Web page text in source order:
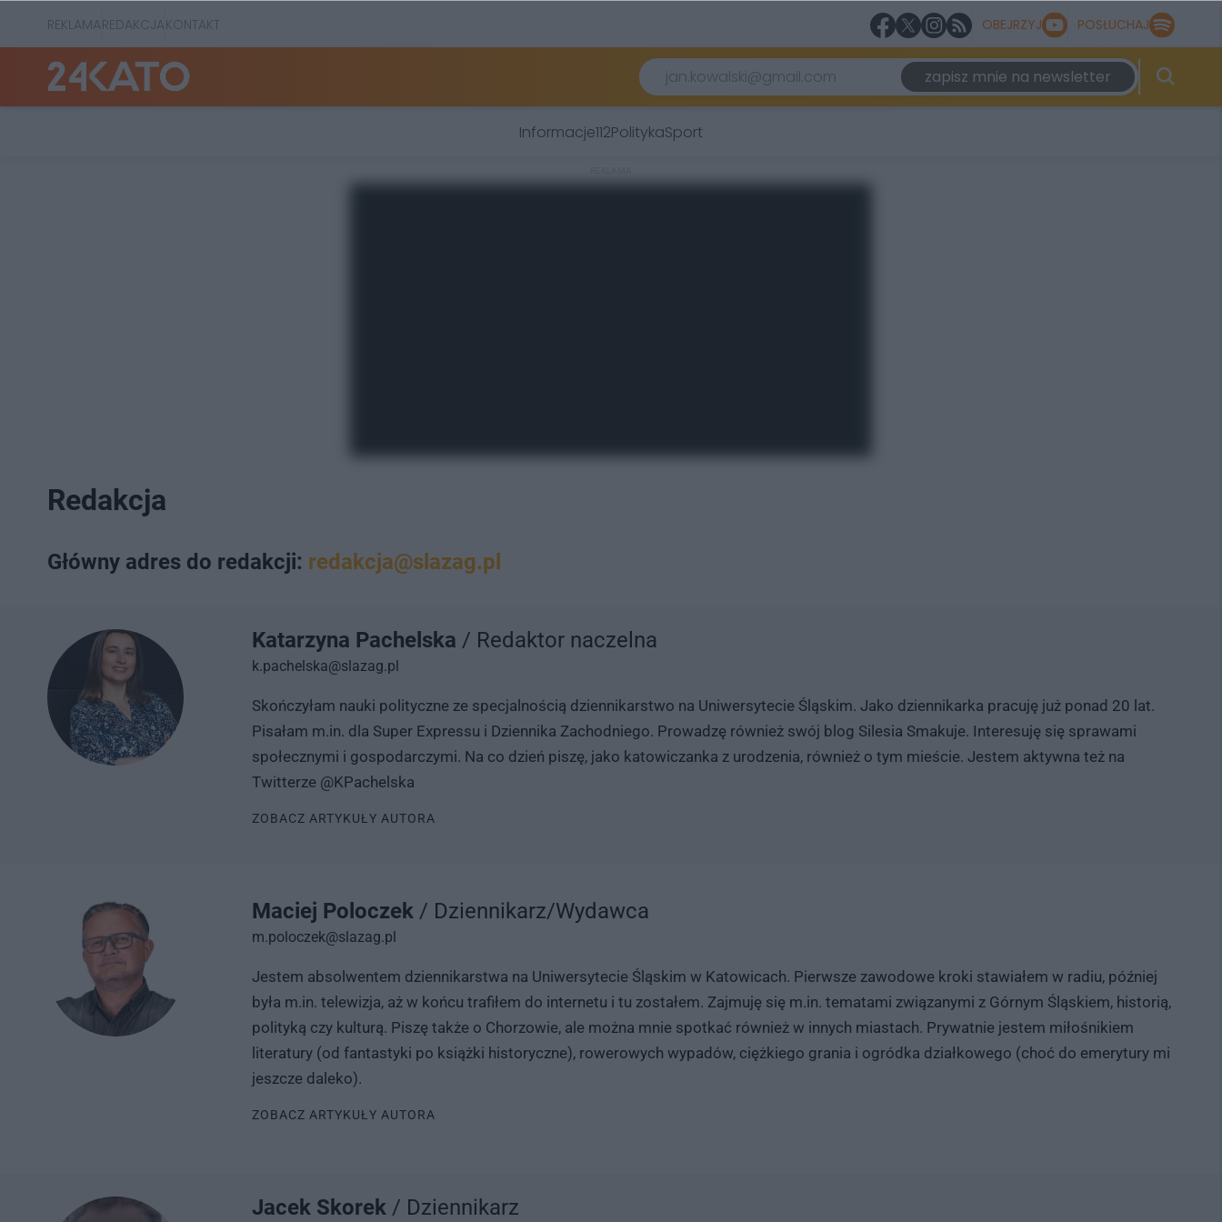
REKLAMAREDAKCJAKONTAKT OBEJRZYJ POSŁUCHAJ
zapisz mnie na newsletter
Informacje112PolitykaSport
Redakcja
Główny adres do redakcji: redakcja@slazag.pl
Katarzyna Pachelska / Redaktor naczelna
k.pachelska@slazag.pl
Skończyłam nauki polityczne ze specjalnością dziennikarstwo na Uniwersytecie Śląskim. Jako dziennikarka pracuję już ponad 20 lat.
Pisałam m.in. dla Super Expressu i Dziennika Zachodniego. Prowadzę również swój blog Silesia Smakuje. Interesuję się sprawami
społecznymi i gospodarczymi. Na co dzień piszę, jako katowiczanka z urodzenia, również o tym mieście. Jestem aktywna też na
Twitterze @KPachelska
ZOBACZ ARTYKUŁY AUTORA
Maciej Poloczek / Dziennikarz/Wydawca
m.poloczek@slazag.pl
Jestem absolwentem dziennikarstwa na Uniwersytecie Śląskim w Katowicach. Pierwsze zawodowe kroki stawiałem w radiu, później
była m.in. telewizja, aż w końcu trafiłem do internetu i tu zostałem. Zajmuję się m.in. tematami związanymi z Górnym Śląskiem, historią,
polityką czy kulturą. Piszę także o Chorzowie, ale można mnie spotkać również w innych miastach. Prywatnie jestem miłośnikiem
literatury (od fantastyki po książki historyczne), rowerowych wypadów, ciężkiego grania i ogródka działkowego (choć do emerytury mi
jeszcze daleko).
ZOBACZ ARTYKUŁY AUTORA
Jacek Skorek / Dziennikarz